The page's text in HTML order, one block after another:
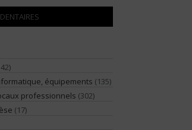
équipements (135)
professionnels (302)
(17)